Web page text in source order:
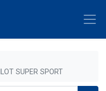
SUPER SPORT